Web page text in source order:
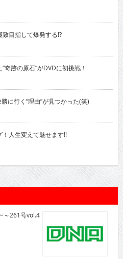
目指して爆発する!?
跡の原石”がDVDに初挑戦！
に行く“理由”が見つかった(笑)
人生変えて魅せます!!
～261号vol.4